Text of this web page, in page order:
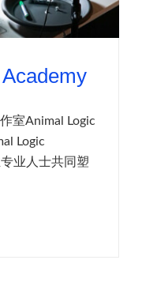
室Animal Logic
Logic
业人士共同塑